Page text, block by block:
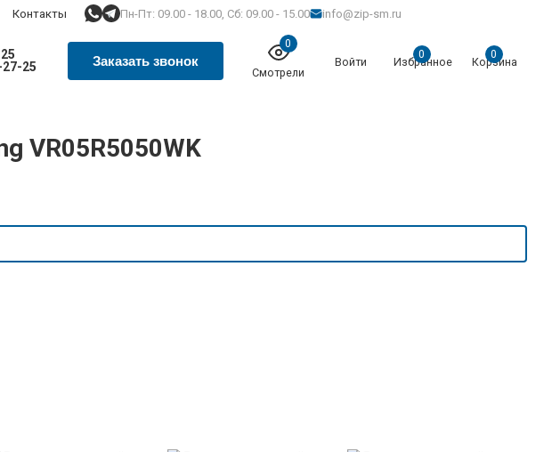
Контакты Пн-Пт: 09.00 - 18.00, Сб: 09.00 - 15.00 info@zip-sm.ru
27-25
Заказать звонок
0
Смотрели
Войти
0
Избранное
0
Корзина
VR05R5050WK